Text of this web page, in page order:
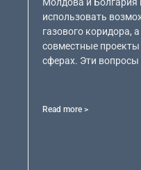
Молдова и Болгария
использовать
газового коридора,
совместные проекты
сферах. Эти вопросы
Read more >